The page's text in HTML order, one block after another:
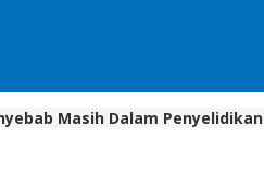
Masih Dalam Penyelidikan